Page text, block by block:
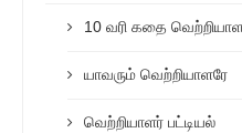
10 வரி கதை
யாவரும் வெற்றியாளரே
வெற்றியாளர் பட்டியல்